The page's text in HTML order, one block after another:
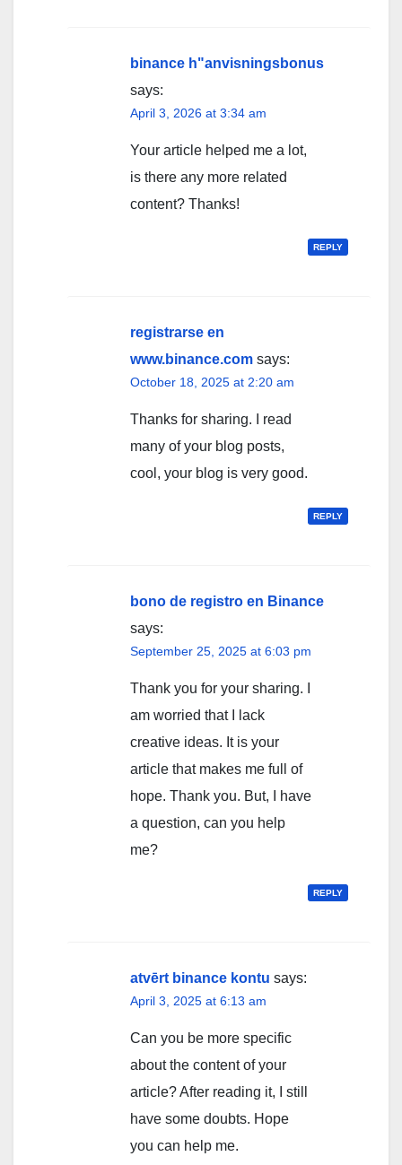
binance h"anvisningsbonus
says:
April 3, 2026 at 3:34 am
Your article helped me a lot,
is there any more related
content? Thanks!
REPLY
registrarse en
www.binance.com says:
October 18, 2025 at 2:20 am
Thanks for sharing. I read
many of your blog posts,
cool, your blog is very good.
REPLY
bono de registro en Binance
says:
September 25, 2025 at 6:03 pm
Thank you for your sharing. I
am worried that I lack
creative ideas. It is your
article that makes me full of
hope. Thank you. But, I have
a question, can you help
me?
REPLY
atvērt binance kontu says:
April 3, 2025 at 6:13 am
Can you be more specific
about the content of your
article? After reading it, I still
have some doubts. Hope
you can help me.